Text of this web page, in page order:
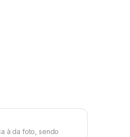
à da foto, sendo